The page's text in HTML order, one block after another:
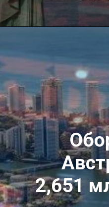
2,651